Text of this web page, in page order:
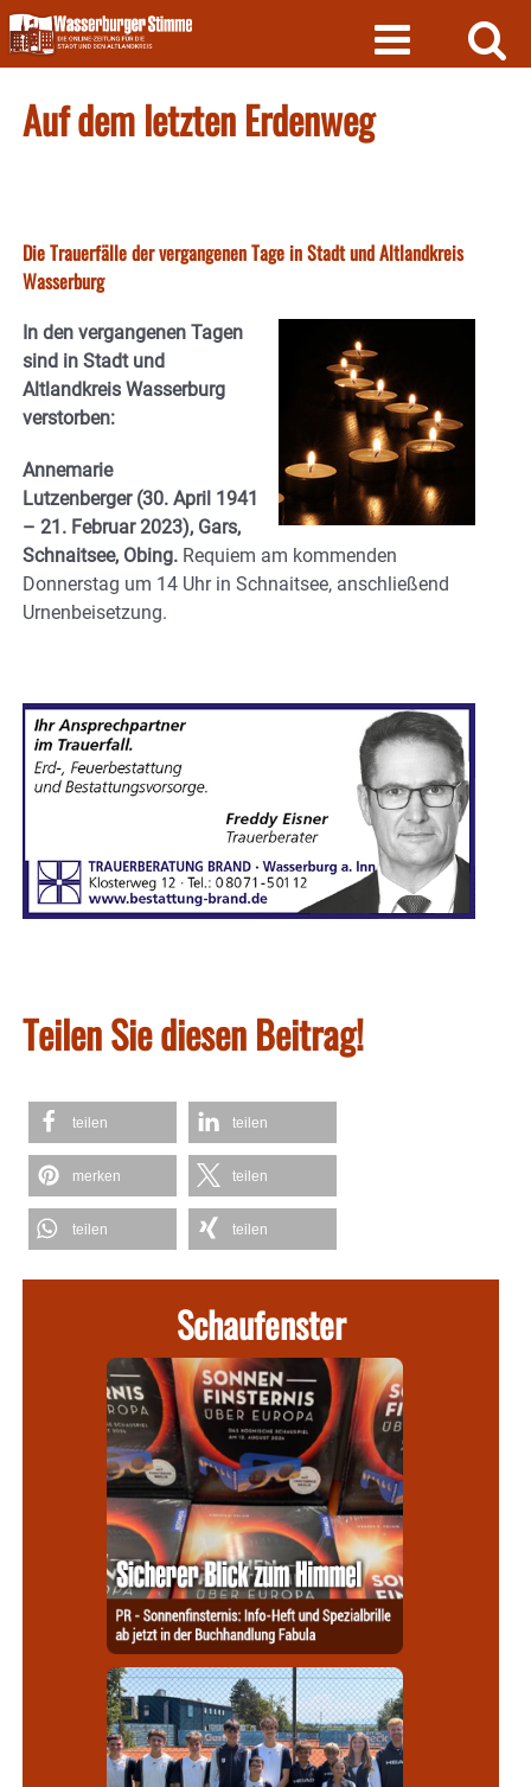
Skip
to
content
Auf dem letzten Erdenweg
Die Trauerfälle der vergangenen Tage in Stadt und Altlandkreis
Wasserburg
In den vergangenen Tagen
sind in Stadt und
Altlandkreis Wasserburg
verstorben:
Annemarie
Lutzenberger(30. April 1941
– 21. Februar 2023), Gars,
Schnaitsee, Obing. Requiem am kommenden
Donnerstag um 14 Uhr in Schnaitsee, anschließend
Urnenbeisetzung.
Teilen Sie diesen Beitrag!
teilen teilen
merken teilen
teilen teilen
Schaufenster